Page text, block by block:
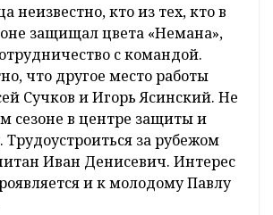
неизвестно, кто из тех, кто в
защищал цвета «Немана»,
с командой.
что другое место работы
Сучков и Игорь Ясинский. Не
сезоне в центре защиты и
Трудоустроиться за рубежом
Иван Денисевич. Интерес
и к молодому Павлу